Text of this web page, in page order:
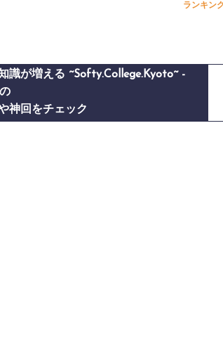
ランキン
識が増える ~Softy.College.Kyoto~ -
神回をチェック